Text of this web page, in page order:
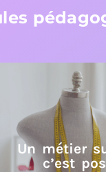
Un métier
c’est